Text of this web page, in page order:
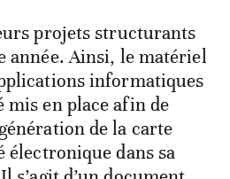
projets structurants
année. Ainsi, le matériel
informatiques
mis en place afin de
de la carte
dans sa